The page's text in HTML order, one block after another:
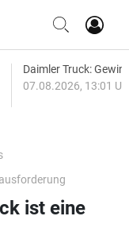
Daimler Truck:
07.08.2026, 13:01
ist eine